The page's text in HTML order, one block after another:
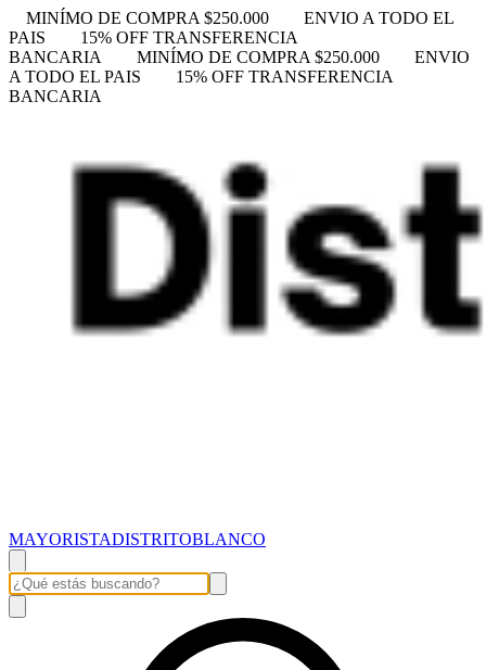
MINÍMO DE COMPRA $250.000
ENVIO A TODO EL
PAIS
15% OFF TRANSFERENCIA
BANCARIA
MINÍMO DE COMPRA $250.000
ENVIO
A TODO EL PAIS
15% OFF TRANSFERENCIA
BANCARIA
MAYORISTADISTRITOBLANCO